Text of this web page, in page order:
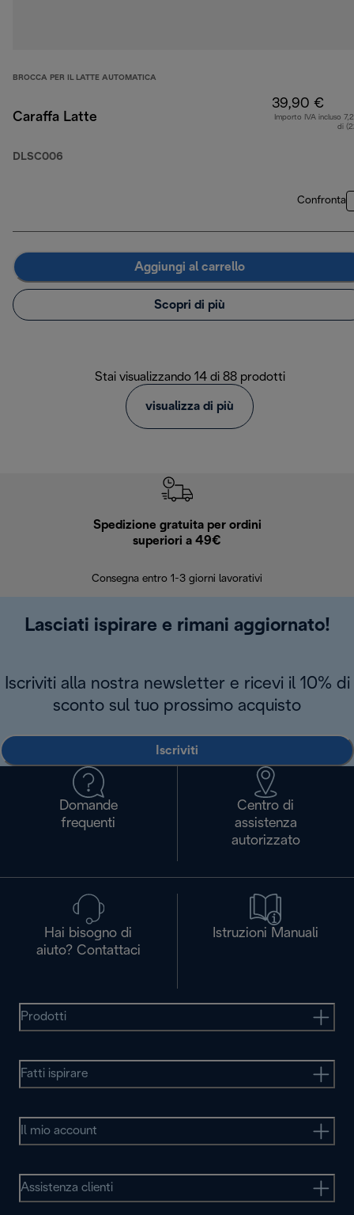
BROCCA PER IL LATTE AUTOMATICA
Caraffa Latte
DLSC006
39,90 €
Importo IVA incluso
di
Confronta
Aggiungi al carrello
Scopri di più
Stai visualizzando 14 di 88 prodotti
visualizza di più
Spedizione gratuita per ordini
superiori a 49€
Consegna entro 1-3 giorni lavorativi
Lasciati ispirare e rimani aggiornato!
Iscriviti alla nostra newsletter e ricevi il 10% di
sconto sul tuo prossimo acquisto
Iscriviti
Domande
frequenti
Centro di
assistenza
autorizzato
Hai bisogno di
aiuto? Contattaci
Istruzioni Manuali
Prodotti
Fatti ispirare
Il mio account
Assistenza clienti